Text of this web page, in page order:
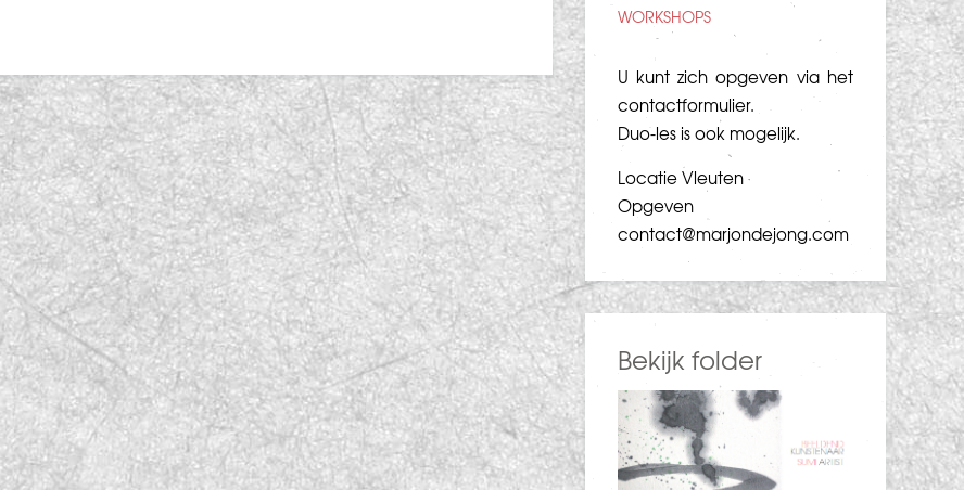
WORKSHOPS
U kunt zich opgeven via het
contactformulier.
Duo-les is ook mogelijk.
Locatie Vleuten
Opgeven
contact@marjondejong.com
Bekijk folder